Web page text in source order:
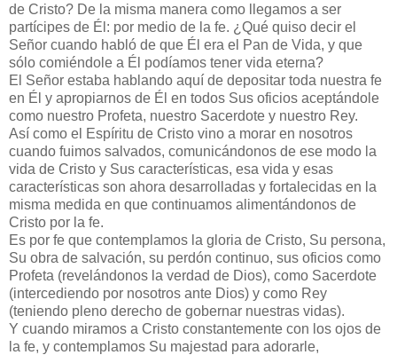
de Cristo? De la misma manera como llegamos a ser
partícipes de Él: por medio de la fe. ¿Qué quiso decir el
Señor cuando habló de que Él era el Pan de Vida, y que
sólo comiéndole a Él podíamos tener vida eterna?
El Señor estaba hablando aquí de depositar toda nuestra fe
en Él y apropiarnos de Él en todos Sus oficios aceptándole
como nuestro Profeta, nuestro Sacerdote y nuestro Rey.
Así como el Espíritu de Cristo vino a morar en nosotros
cuando fuimos salvados, comunicándonos de ese modo la
vida de Cristo y Sus características, esa vida y esas
características son ahora desarrolladas y fortalecidas en la
misma medida en que continuamos alimentándonos de
Cristo por la fe.
Es por fe que contemplamos la gloria de Cristo, Su persona,
Su obra de salvación, su perdón continuo, sus oficios como
Profeta (revelándonos la verdad de Dios), como Sacerdote
(intercediendo por nosotros ante Dios) y como Rey
(teniendo pleno derecho de gobernar nuestras vidas).
Y cuando miramos a Cristo constantemente con los ojos de
la fe, y contemplamos Su majestad para adorarle,